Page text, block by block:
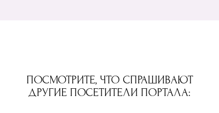
ПОСМОТРИТЕ, ЧТО СПРАШИВАЮТ
ДРУГИЕ ПОСЕТИТЕЛИ ПОРТАЛА: